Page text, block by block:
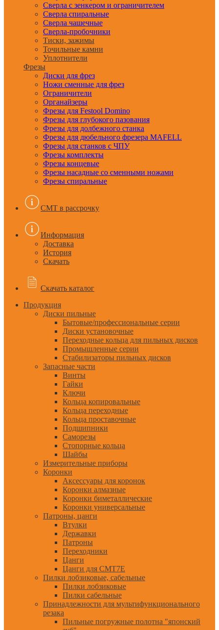
Сверла с зенкером и ограничителем
Сверла спиральные
Сверла чашечные
Сверла-пробочники
Тиски, зажимы
Точильные камни
Уплотнители
Фрезы
Диски для фрез
Ножи сменные для фрез
Ограничители
Органайзеры
Фрезы для Festool Domino
Фрезы для глубокого пазования
Фрезы для долбежного станка
Фрезы для дюбельного фрезера MAFELL
Фрезы для станков с ЧПУ
Фрезы комплекты
Фрезы концевые
Фрезы насадные со сменными ножами
Фрезы спиральные
CMT в рассрочку
Информация
Доставка
История
Скачать
Скачать каталог
Продукция
Диски пильные
Бытовые/профессиональные серии
Диски установочные
Переходные кольца для пильных дисков
Промышленные серии
Стабилизаторы пильных дисков
Запасные части
Винты
Гайки
Ключи
Кольца копировальные
Кольца переходные
Кольца проставочные
Подшипники
Саморезы
Стопорные кольца
Шайбы
Измерительные приборы
Коронки
Аксессуары для коронок
Коронки алмазные
Коронки биметаллические
Коронки универсальные
Патроны, цанги
Втулки
Державки
Патроны
Переходники
Цанги
Цанги для CMT7E
Пилки лобзиковые, сабельные
Пилки лобзиковые
Пилки сабельные
Принадлежности для мультифункционального
резака
Пильные погружные полотна "японский